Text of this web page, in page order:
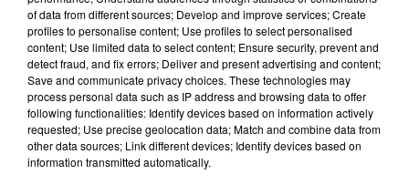
C'EST OFFICIEL, RAYMOND DOMENECH EST LE
NOUVEL ENTRAÎNEUR DU FC...
La maison jaune a officialisé la nouvelle ce samedi
26 septembre.
of data from different sources; Develop and improve services; Create
profiles to personalise content; Use profiles to select personalised
content; Use limited data to select content; Ensure security, prevent and
detect fraud, and fix errors; Deliver and present advertising and content;
Save and communicate privacy choices. These technologies may
process personal data such as IP address and browsing data to offer
following functionalities: Identify devices based on information actively
requested; Use precise geolocation data; Match and combine data from
other data sources; Link different devices; Identify devices based on
information transmitted automatically.